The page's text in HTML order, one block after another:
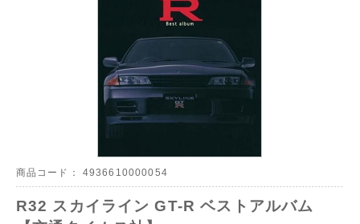
商品コード： 4936610000054
R32 スカイライン GT-R ベストアルバム